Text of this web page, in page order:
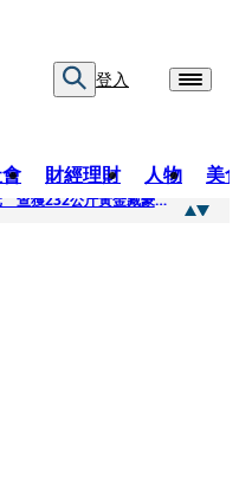
登入
財經理財 人物 美
美女律師詐騙慈濟疫苗採購逾10億元 查獲232公斤黃金藏豪宅地板下